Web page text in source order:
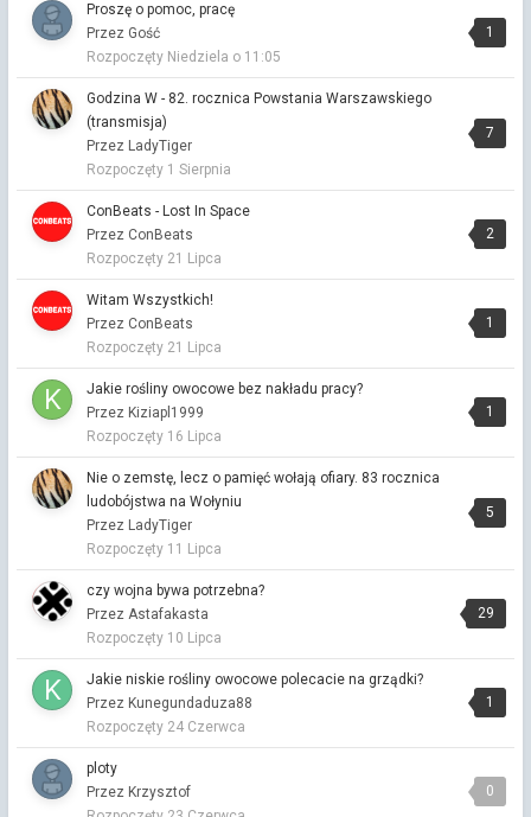
Przez Vitalinka · Napisano
mąciu, mąciu🙂
Przez Vitalinka · Napisano 2 godziny temu
No bo mnie to ciekawi czemu w pustej szklance🙂
Przez Astafakasta ·Napisano3 godziny temu
Spytaj się mnie, a ja Ciebie.
Przez Astafakasta ·Napisano3 godziny temu
A kim jest prowokator? Czy to ktoś bez sił i pracy, że chce robić
co swoje?
Godzina W - 82. rocznica Powstania Warszawskiego (transmisja)
Przez Astafakasta ·Napisano3 godziny temu
Kraj nie będzie należeć do Ciebie, ani do mnie. Ta ziemia będzie
należeć do silniejszego.
czy wojna bywa potrzebna?
Przez Astafakasta ·Napisano
czy wojna bywa potrzebna?
Przez Astafakasta ·Napisano4 godziny temu
Kim jest ta jednostka, której tak bardzo nienawidzisz?
czy wojna bywa potrzebna?
Przez Astafakasta ·Napisano4 godziny temu
Nie rozumiem komu się sprzeciwiasz.
czy wojna bywa potrzebna?
Przez Astafakasta ·Napisano4 godziny temu
Lecz zapewne nie w działaniu.
czy wojna bywa potrzebna?
1
Proszę o pomoc, pracę
Przez Gość
Rozpoczęty Niedziela o 11:05
7
Godzina W - 82. rocznica Powstania Warszawskiego
(transmisja)
Przez LadyTiger
Rozpoczęty 1 Sierpnia
2
ConBeats - Lost In Space
Przez ConBeats
Rozpoczęty 21 Lipca
1
Witam Wszystkich!
Przez ConBeats
Rozpoczęty 21 Lipca
1
Jakie rośliny owocowe bez nakładu pracy?
Przez Kiziapl1999
Rozpoczęty 16 Lipca
5
Nie o zemstę, lecz o pamięć wołają ofiary. 83 rocznica
ludobójstwa na Wołyniu
Przez LadyTiger
Rozpoczęty 11 Lipca
29
czy wojna bywa potrzebna?
Przez Astafakasta
Rozpoczęty 10 Lipca
1
Jakie niskie rośliny owocowe polecacie na grządki?
Przez Kunegundaduza88
Rozpoczęty 24 Czerwca
0
ploty
Przez Krzysztof